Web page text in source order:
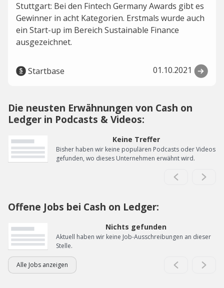
Stuttgart: Bei den Fintech Germany Awards gibt es
Gewinner in acht Kategorien. Erstmals wurde auch
ein Start-up im Bereich Sustainable Finance
ausgezeichnet.
Startbase 01.10.2021
Die neusten Erwähnungen von Cash on
Ledger in Podcasts & Videos:
Keine Treffer
Bisher haben wir keine populären Podcasts oder Videos
gefunden, wo dieses Unternehmen erwähnt wird.
Offene Jobs bei Cash on Ledger:
Nichts gefunden
Aktuell haben wir keine Job-Ausschreibungen an dieser
Stelle.
Alle Jobs anzeigen